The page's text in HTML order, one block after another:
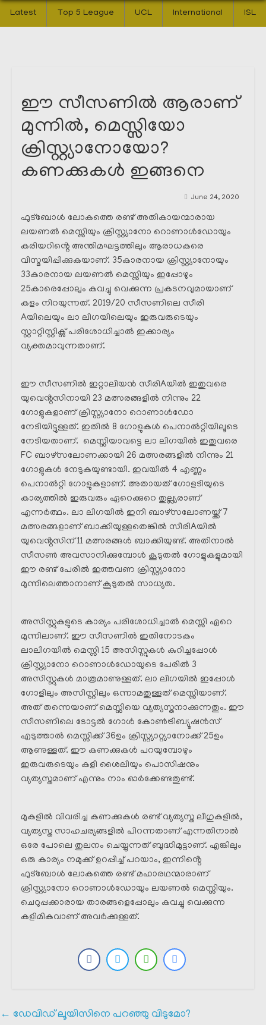
Latest Top 5 League UCL International ISL
ഈ സീസണിൽ ആരാണ്
മുന്നിൽ, മെസ്സിയോ
ക്രിസ്റ്റ്യാനോയോ?
കണക്കുകൾ ഇങ്ങനെ
June 24, 2020
ഫുട്ബോൾ ലോകത്തെ രണ്ട് അതികായന്മാരായ
ലയണൽ മെസ്സിയും ക്രിസ്റ്റ്യാനോ റൊണാൾഡോയും
കരിയറിൻ്റെ അന്തിമഘട്ടത്തിലും ആരാധകരെ
വിസ്മയിപ്പിക്കുകയാണ്. 35കാരനായ ക്രിസ്റ്റ്യാനോയും
33കാരനായ ലയണൽ മെസ്സിയും ഇപ്പോഴും
25കാരെപ്പോലും കവച്ചു വെക്കുന്ന പ്രകടനവുമായാണ്
കളം നിറയുന്നത്. 2019/20 സീസണിലെ സീരി
Aയിലെയും ലാ ലിഗയിലെയും ഇരുവരുടെയും
സ്റ്റാറ്റിസ്റ്റിക്സ് പരിശോധിച്ചാൽ ഇക്കാര്യം
വ്യക്തമാവുന്നതാണ്.
ഈ സീസണിൽ ഇറ്റാലിയൻ സീരിAയിൽ ഇതുവരെ
യുവെൻ്റസിനായി 23 മത്സരങ്ങളിൽ നിന്നും 22
ഗോളുകളാണ് ക്രിസ്റ്റ്യാനോ റൊണാൾഡോ
നേടിയിട്ടുള്ളത്. ഇതിൽ 8 ഗോളുകൾ പെനാൽറ്റിയിലൂടെ
നേടിയതാണ്. മെസ്സിയാവട്ടെ ലാ ലിഗയിൽ ഇതുവരെ
FC ബാഴ്സലോണക്കായി 26 മത്സരങ്ങളിൽ നിന്നും 21
ഗോളുകൾ നേടുകയുണ്ടായി. ഇവയിൽ 4 എണ്ണം
പെനാൽറ്റി ഗോളുകളാണ്. അതായത് ഗോളടിയുടെ
കാര്യത്തിൽ ഇരുവരും ഏറെക്കുറെ തുല്ല്യരാണ്
എന്നർത്ഥം. ലാ ലിഗയിൽ ഇനി ബാഴ്സലോണയ്ക്ക് 7
മത്സരങ്ങളാണ് ബാക്കിയുള്ളതെങ്കിൽ സീരിAയിൽ
യുവെൻ്റസിന് 11 മത്സരങ്ങൾ ബാക്കിയുണ്ട്. അതിനാൽ
സീസൺ അവസാനിക്കുമ്പോൾ കൂടുതൽ ഗോളുകളുമായി
ഈ രണ്ട് പേരിൽ ഇത്തവണ ക്രിസ്റ്റ്യാനോ
മുന്നിലെത്താനാണ് കൂടുതൽ സാധ്യത.
അസിസ്റ്റുകളുടെ കാര്യം പരിശോധിച്ചാൽ മെസ്സി ഏറെ
മുന്നിലാണ്. ഈ സീസണിൽ ഇതിനോടകം
ലാലിഗയിൽ മെസ്സി 15 അസിസ്റ്റുകൾ കുറിച്ചപ്പോൾ
ക്രിസ്റ്റ്യാനോ റൊണാൾഡോയുടെ പേരിൽ 3
അസിസ്റ്റുകൾ മാത്രമാണുള്ളത്. ലാ ലിഗയിൽ ഇപ്പോൾ
ഗോളിലും അസിസ്റ്റിലും ഒന്നാമതുള്ളത് മെസ്സിയാണ്.
അത് തന്നെയാണ് മെസ്സിയെ വ്യത്യസ്തനാക്കുന്നതും. ഈ
സീസണിലെ ടോട്ടൽ ഗോൾ കോൺട്രിബ്യൂഷൻസ്
എടുത്താൽ മെസ്സിക്ക് 36ഉം ക്രിസ്റ്റ്യാറ്റ്യാനോക്ക് 25ഉം
ആണുള്ളത്. ഈ കണക്കുകൾ പറയുമ്പോഴും
ഇരുവരുടെയും കളി ശൈലിയും പൊസിഷനും
വ്യത്യസ്തമാണ് എന്നും നാം ഓർക്കേണ്ടതുണ്ട്.
മുകളിൽ വിവരിച്ച കണക്കുകൾ രണ്ട് വ്യത്യസ്ത ലീഗുകളിൽ,
വ്യത്യസ്ത സാഹചര്യങ്ങളിൽ പിറന്നതാണ് എന്നതിനാൽ
ഒരേ പോലെ തുലനം ചെയ്യുന്നത് ബുദ്ധിമുട്ടാണ്. എങ്കിലും
ഒരു കാര്യം നമുക്ക് ഉറപ്പിച്ച് പറയാം, ഇന്നിൻ്റെ
ഫുട്ബോൾ ലോകത്തെ രണ്ട് മഹാരഥന്മാരാണ്
ക്രിസ്റ്റ്യാനോ റൊണാൾഡോയും ലയണൽ മെസ്സിയും.
ചെറുപ്പക്കാരായ താരങ്ങളെപ്പോലും കവച്ചു വെക്കുന്ന
കളിമികവാണ് അവർക്കുള്ളത്.
← ഡേവിഡ് ലൂയിസിനെ പറഞ്ഞു വിടുമോ?